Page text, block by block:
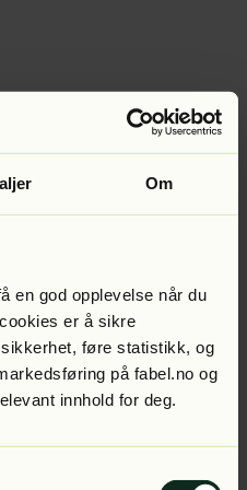
Om
en god opplevelse når du
er å sikre
føre statistikk, og
på fabel.no og
innhold for deg.